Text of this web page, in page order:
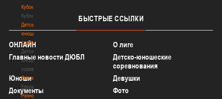
Кубок
Кубок
Детско-
юношеские
соревнования
Детско-
юношеские
соревнования
Еврокубки
Еврокубки
Разное
БЫСТРЫЕ ССЫЛКИ
ОНЛАЙН
О лиге
Главные новости ДЮБЛ
Детско-юношеские
соревнования
Юноши
Девушки
Документы
Фото